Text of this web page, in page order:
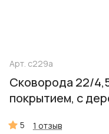
Арт. с229а
Сковорода 22/
покрытием, с
5 1 отзыв